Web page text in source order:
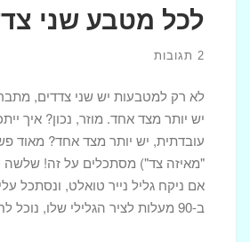
לכל מטבע שני
2 תגובות
לא רק למטבעות יש שני צדדים,
יש יותר מצד אחד. מוזר, נכון? איך
עובדתית, יש יותר מצד אחד? מאוד
"מאיזה צד") מסתכלים על זה! שלשה
אם ניקח גליל נייר טואלט, ונסתכל
ב-90 מעלות לציר הגלילי שלו, נוכל לחשוב […]